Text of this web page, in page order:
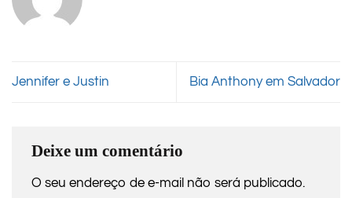
Jennifer e Justin Bia Anthony em Salvador
Deixe um comentário
O seu endereço de e-mail não será publicado.